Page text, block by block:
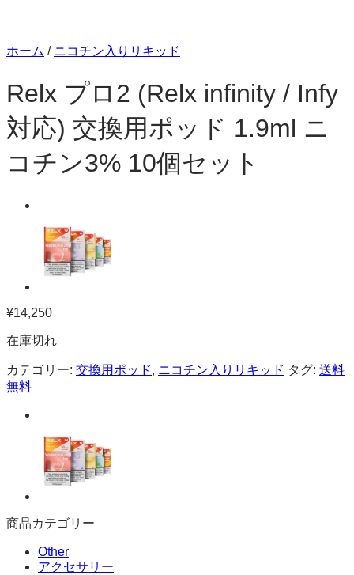
ホーム / ニコチン入りリキッド
Relx プロ2 (Relx infinity / Infy
対応) 交換用ポッド 1.9ml ニ
コチン3% 10個セット
¥14,250
在庫切れ
カテゴリー: 交換用ポッド, ニコチン入りリキッド タグ: 送料
無料
商品カテゴリー
Other
アクセサリー